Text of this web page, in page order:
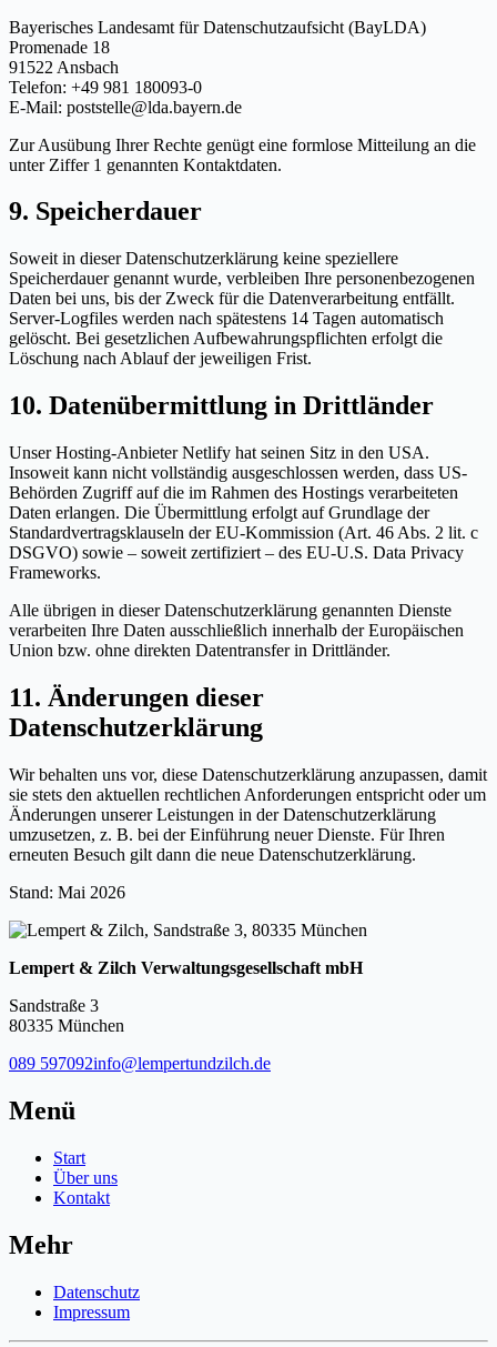
Bayerisches Landesamt für Datenschutzaufsicht (BayLDA)
Promenade 18
91522 Ansbach
Telefon: +49 981 180093-0
E-Mail: poststelle@lda.bayern.de
Zur Ausübung Ihrer Rechte genügt eine formlose Mitteilung an die
unter Ziffer 1 genannten Kontaktdaten.
9. Speicherdauer
Soweit in dieser Datenschutzerklärung keine speziellere
Speicherdauer genannt wurde, verbleiben Ihre personenbezogenen
Daten bei uns, bis der Zweck für die Datenverarbeitung entfällt.
Server-Logfiles werden nach spätestens 14 Tagen automatisch
gelöscht. Bei gesetzlichen Aufbewahrungspflichten erfolgt die
Löschung nach Ablauf der jeweiligen Frist.
10. Datenübermittlung in Drittländer
Unser Hosting-Anbieter Netlify hat seinen Sitz in den USA.
Insoweit kann nicht vollständig ausgeschlossen werden, dass US-
Behörden Zugriff auf die im Rahmen des Hostings verarbeiteten
Daten erlangen. Die Übermittlung erfolgt auf Grundlage der
Standardvertragsklauseln der EU-Kommission (Art. 46 Abs. 2 lit. c
DSGVO) sowie – soweit zertifiziert – des EU-U.S. Data Privacy
Frameworks.
Alle übrigen in dieser Datenschutzerklärung genannten Dienste
verarbeiten Ihre Daten ausschließlich innerhalb der Europäischen
Union bzw. ohne direkten Datentransfer in Drittländer.
11. Änderungen dieser
Datenschutzerklärung
Wir behalten uns vor, diese Datenschutzerklärung anzupassen, damit
sie stets den aktuellen rechtlichen Anforderungen entspricht oder um
Änderungen unserer Leistungen in der Datenschutzerklärung
umzusetzen, z. B. bei der Einführung neuer Dienste. Für Ihren
erneuten Besuch gilt dann die neue Datenschutzerklärung.
Stand: Mai 2026
Lempert & Zilch Verwaltungsgesellschaft mbH
Sandstraße 3
80335 München
089 597092info@lempertundzilch.de
Menü
Start
Über uns
Kontakt
Mehr
Datenschutz
Impressum